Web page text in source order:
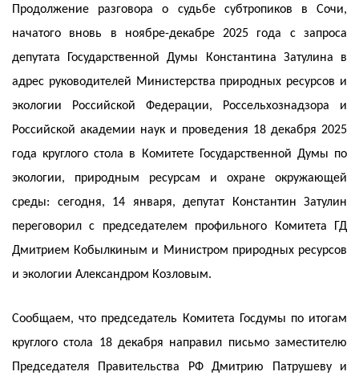
Продолжение разговора о судьбе субтропиков в Сочи,
начатого вновь в ноябре-декабре 2025 года с запроса
депутата Государственной Думы Константина Затулина в
адрес руководителей Министерства природных ресурсов и
экологии Российской Федерации, Россельхознадзора и
Российской академии наук и проведения 18 декабря 2025
года круглого стола в Комитете Государственной Думы по
экологии, природным ресурсам и охране окружающей
среды: сегодня, 14 января, депутат Константин Затулин
переговорил с председателем профильного Комитета ГД
Дмитрием Кобылкиным и Министром природных ресурсов
и экологии Александром Козловым.
Сообщаем, что председатель Комитета Госдумы по итогам
круглого стола 18 декабря направил письмо заместителю
Председателя Правительства РФ Дмитрию Патрушеву и